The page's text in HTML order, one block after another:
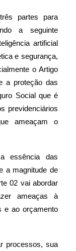
partes para
a seguinte
artificial
e segurança,
o Artigo
a proteção das
Social que é
previdenciários
ameaçam o
essência das
a magnitude de
02 vai abordar
ameaças à
e ao orçamento
processos, sua